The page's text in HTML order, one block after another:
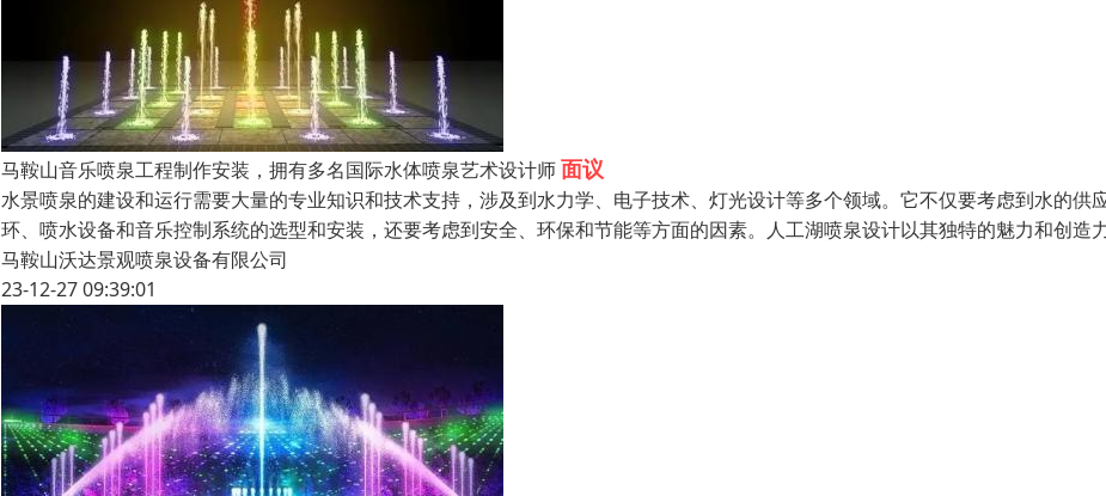
马鞍山音乐喷泉工程制作安装，拥有多名国际水体喷泉艺术设计师面议
水景喷泉的建设和运行需要大量的专业知识和技术支持，涉及到水力学、电子技术、灯光设计等多个领域。它不仅要考虑到水的供
环、喷水设备和音乐控制系统的选型和安装，还要考虑到安全、环保和节能等方面的因素。人工湖喷泉设计以其独特的魅力和创造
马鞍山沃达景观喷泉设备有限公司
23-12-27 09:39:01